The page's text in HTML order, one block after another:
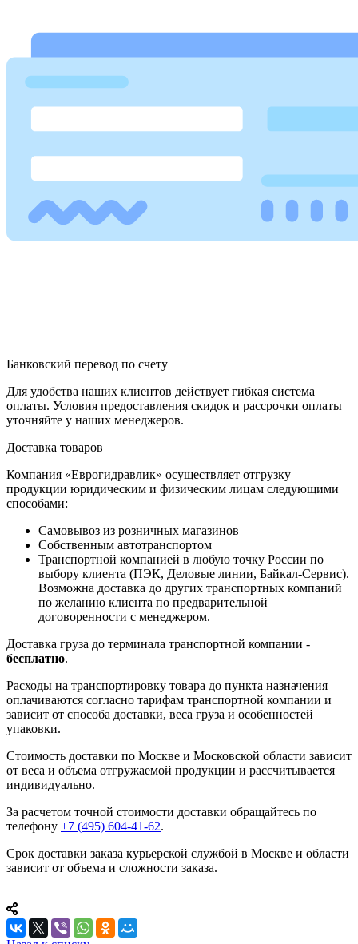
Банковский перевод по счету
Для удобства наших клиентов действует гибкая система
оплаты. Условия предоставления скидок и рассрочки оплаты
уточняйте у наших менеджеров.
Доставка товаров
Компания «Еврогидравлик» осуществляет отгрузку
продукции юридическим и физическим лицам следующими
способами:
Самовывоз из розничных магазинов
Собственным автотранспортом
Транспортной компанией в любую точку России по
выбору клиента (ПЭК, Деловые линии, Байкал-Сервис).
Возможна доставка до других транспортных компаний
по желанию клиента по предварительной
договоренности с менеджером.
Доставка груза до терминала транспортной компании -
бесплатно.
Расходы на транспортировку товара до пункта назначения
оплачиваются согласно тарифам транспортной компании и
зависит от способа доставки, веса груза и особенностей
упаковки.
Стоимость доставки по Москве и Московской области зависит
от веса и объема отгружаемой продукции и рассчитывается
индивидуально.
За расчетом точной стоимости доставки обращайтесь по
телефону +7 (495) 604-41-62.
Срок доставки заказа курьерской службой в Москве и области
зависит от объема и сложности заказа.